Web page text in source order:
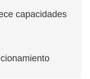
capacidades